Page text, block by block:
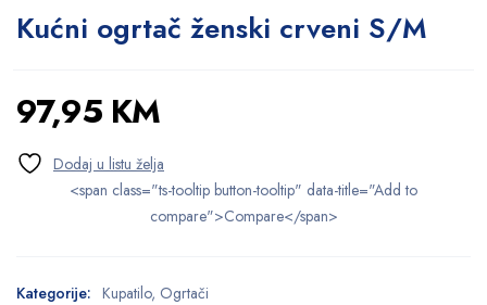
Kućni ogrtač ženski crveni S/M
97,95 KM
<span class="ts-tooltip button-tooltip" data-title="Add to
compare">Compare</span>
Kategorije: Kupatilo, Ogrtači